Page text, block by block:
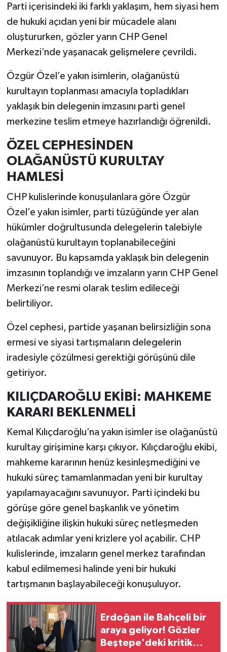
Parti içerisindeki iki farklı yaklaşım, hem siyasi hem
de hukuki açıdan yeni bir mücadele alanı
oluştururken, gözler yarın CHP Genel
Merkezi’nde yaşanacak gelişmelere çevrildi.
Özgür Özel’e yakın isimlerin, olağanüstü
kurultayın toplanması amacıyla topladıkları
yaklaşık bin delegenin imzasını parti genel
merkezine teslim etmeye hazırlandığı öğrenildi.
ÖZEL CEPHESİNDEN
OLAĞANÜSTÜ KURULTAY
HAMLESİ
CHP kulislerinde konuşulanlara göre Özgür
Özel’e yakın isimler, parti tüzüğünde yer alan
hükümler doğrultusunda delegelerin talebiyle
olağanüstü kurultayın toplanabileceğini
savunuyor. Bu kapsamda yaklaşık bin delegenin
imzasının toplandığı ve imzaların yarın CHP Genel
Merkezi’ne resmi olarak teslim edileceği
belirtiliyor.
Özel cephesi, partide yaşanan belirsizliğin sona
ermesi ve siyasi tartışmaların delegelerin
iradesiyle çözülmesi gerektiği görüşünü dile
getiriyor.
KILIÇDAROĞLU EKİBİ: MAHKEME
KARARI BEKLENMELİ
Kemal Kılıçdaroğlu’na yakın isimler ise olağanüstü
kurultay girişimine karşı çıkıyor. Kılıçdaroğlu ekibi,
mahkeme kararının henüz kesinleşmediğini ve
hukuki süreç tamamlanmadan yeni bir kurultay
yapılamayacağını savunuyor. Parti içindeki bu
görüşe göre genel başkanlık ve yönetim
değişikliğine ilişkin hukuki süreç netleşmeden
atılacak adımlar yeni krizlere yol açabilir. CHP
kulislerinde, imzaların genel merkez tarafından
kabul edilmemesi halinde yeni bir hukuki
tartışmanın başlayabileceği konuşuluyor.
Erdoğan ile Bahçeli bir
araya geliyor! Gözler
Beştepe'deki kritik